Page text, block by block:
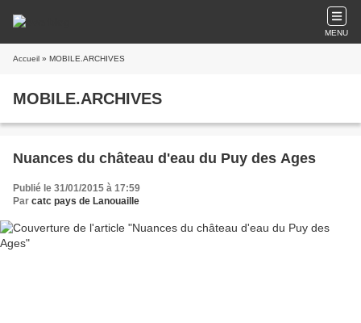
MENU
Accueil » MOBILE.ARCHIVES
MOBILE.ARCHIVES
Nuances du château d'eau du Puy des Ages
Publié le 31/01/2015 à 17:59
Par catc pays de Lanouaille